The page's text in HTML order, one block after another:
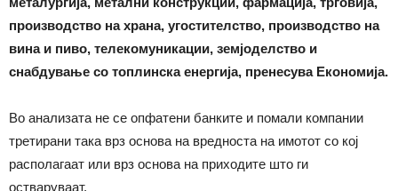
производство на храна, угостителство, производство на
вина и пиво, телекомуникации, земјоделство и
снабдување со топлинска енергија, пренесува Економија.
Во анализата не се опфатени банките и помали компании
третирани така врз основа на вредноста на имотот со кој
располагаат или врз основа на приходите што ги
остваруваат.